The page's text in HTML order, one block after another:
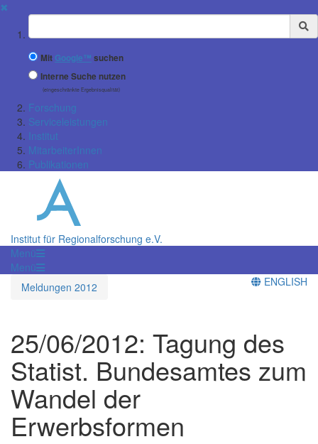
✖
Suchbegriff
Mit Google™ suchen
Interne Suche nutzen
(eingeschränkte Ergebnisqualität)
Forschung
Serviceleistungen
Institut
MitarbeiterInnen
Publikationen
Institut für Regionalforschung e.V.
Menü
Menü
Meldungen 2012
ENGLISH
25/06/2012: Tagung des
Statist. Bundesamtes zum
Wandel der
Erwerbsformen